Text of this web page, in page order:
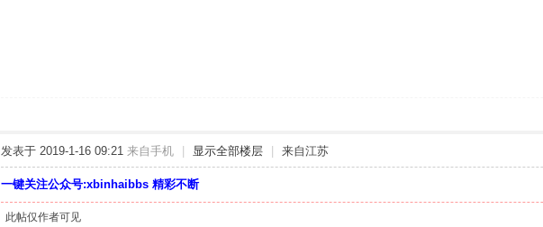
发表于 2019-1-16 09:21 来自手机 显示全部楼层 来自江苏
一键关注公众号:xbinhaibbs 精彩不断
此帖仅作者可见